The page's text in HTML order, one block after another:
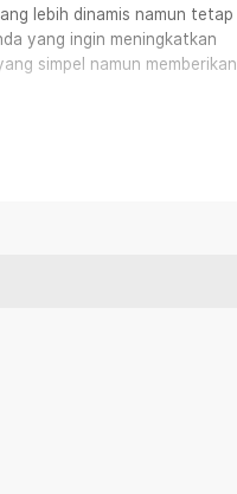
lebih dinamis namun tetap
yang ingin meningkatkan
simpel namun memberikan
cabang yang banyak ini
yang hangat di ruang
di dalam ruangan berkat
Bentuknya yang ikonik
mulai dari gaya
memiliki karakter yang
interior ternama.